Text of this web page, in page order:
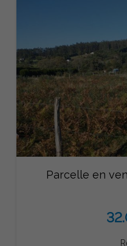
Parcelle en